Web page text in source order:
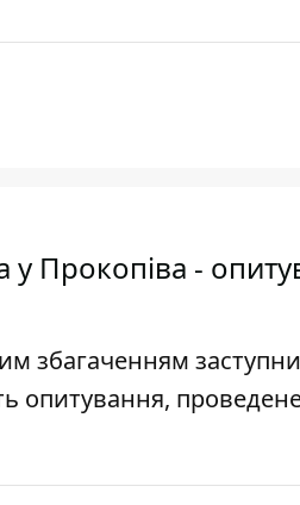
у Прокопіва -
збагаченням
опитування,